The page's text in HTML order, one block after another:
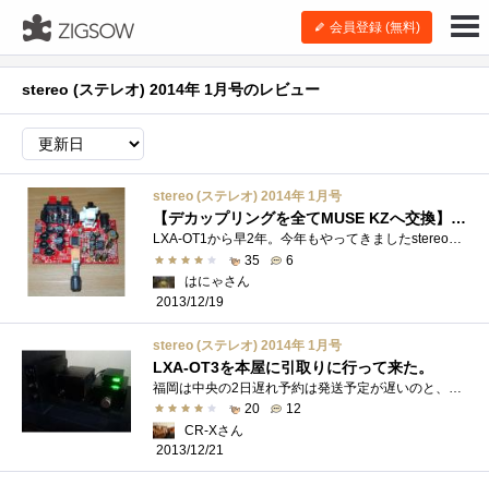
会員登録 (無料)
stereo (ステレオ) 2014年 1月号のレビュー
stereo (ステレオ) 2014年 1月号
【デカップリングを全てMUSE KZへ交換】最初からKZにしておけば良かったね。
LXA-OT1から早2年。今年もやってきましたstereo誌の年に2回のオマケ。 あのシリーズの中ではそれなりのクオリティをもつLXA-OT1の後継ということで�...
35
6
はにゃさん
2013/12/19
stereo (ステレオ) 2014年 1月号
LXA-OT3を本屋に引取りに行って来た。
20
12
CR-Xさん
2013/12/21